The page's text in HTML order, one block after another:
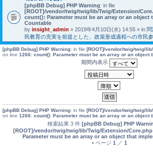
[phpBB Debug] PHP Warning: in file
[ROOT]/vendor/twig/twig/lib/Twig/Extension/
count(): Parameter must be an array or an object
Countable
by insight_admin » 2019年4月10日(水) 14:55 » in
民教育の充実を前提とした、政策形成過程への市民
[phpBB Debug] PHP Warning: in file [ROOT]/vendor/twig/twig/
on line 1266: count(): Parameter must be an array or an object
期間内表示
[phpBB Debug] PHP Warning: in file [ROOT]/vendor/twig/twig/
on line 1266: count(): Parameter must be an array or an object
検索結果 3 件 [phpBB Debug] PHP
[ROOT]/vendor/twig/twig/lib/Twig/Extension/Core.php
Parameter must be an array or an object that
• ページ 1 ／ 1